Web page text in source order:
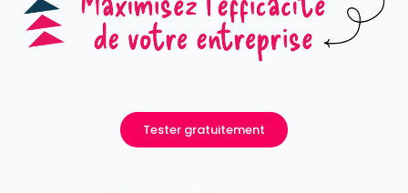
Tester gratuitement